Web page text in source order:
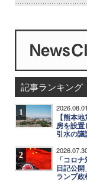
記事ランキング
1 2026.08.01
【熊本
房を設
引水の
2
「コロ
日記公
ランプ